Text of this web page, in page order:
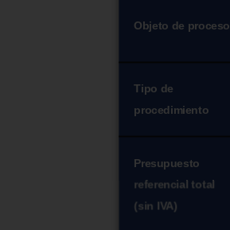
Objeto de proceso
Tipo de
procedimiento
Presupuesto
referencial total
(sin IVA)